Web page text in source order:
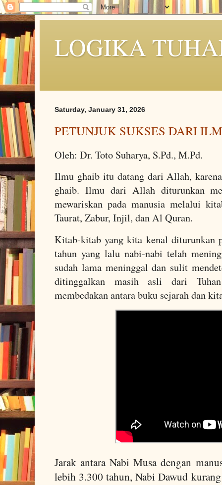
LOGIKA
Saturday, January 31, 2026
PETUNJUK SUKSES DARI
Oleh: Dr. Toto Suharya, S.Pd., M.Pd.
Ilmu ghaib itu datang dari Allah,
ghaib. Ilmu dari Allah diturunkan
mewariskan pada manusia melalui
Taurat, Zabur, Injil, dan Al Quran.
Kitab-kitab yang kita kenal diturunkan
tahun yang lalu nabi-nabi telah
sudah lama meninggal dan sulit
ditinggalkan masih asli dari
membedakan antara buku sejarah dan
Jarak antara Nabi Musa dengan
lebih 3.300 tahun, Nabi Dawud